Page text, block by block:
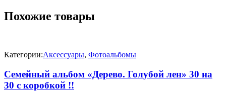
Похожие товары
Категории:Аксессуары, Фотоальбомы
Семейный альбом «Дерево. Голубой лен» 30 на
30 с коробкой !!